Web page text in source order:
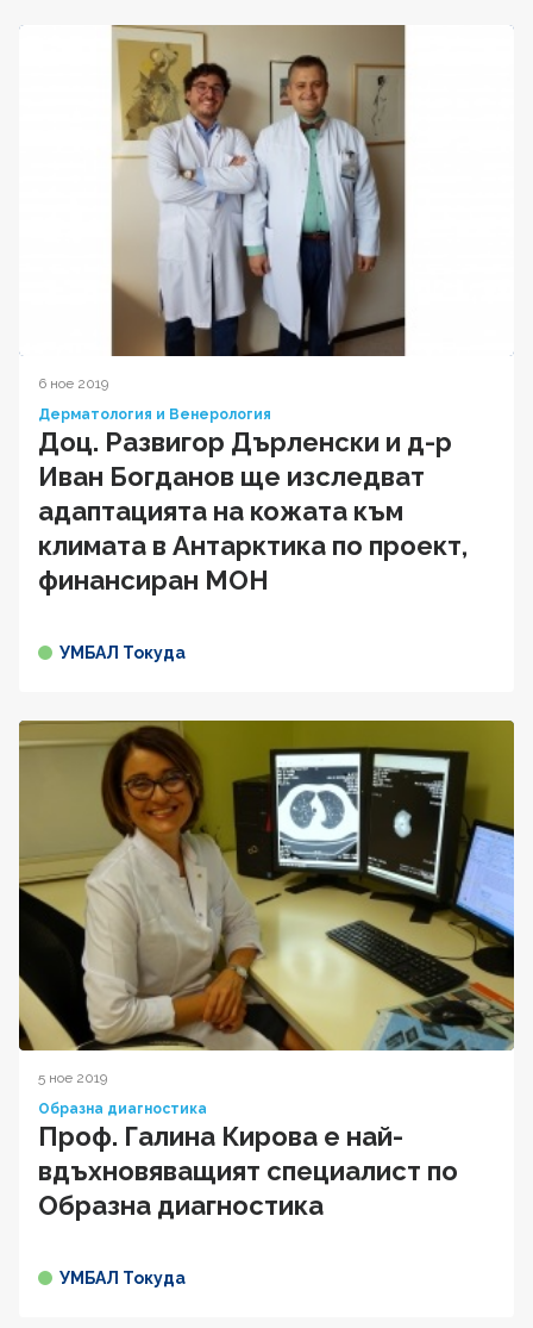
6 ное 2019
Дерматология и Венерология
Доц. Развигор Дърленски и д-р
Иван Богданов ще изследват
адаптацията на кожата към
климата в Антарктика по проект,
финансиран МОН
УМБАЛ Токуда
5 ное 2019
Образна диагностика
Проф. Галина Кирова е най-
вдъхновяващият специалист по
Образна диагностика
УМБАЛ Токуда